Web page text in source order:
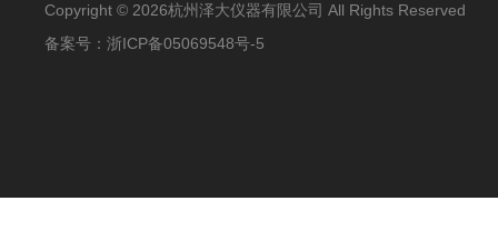
Copyright © 2026杭州泽大仪器有限公司 All Rights Reserved
备案号： 浙ICP备05069548号-5